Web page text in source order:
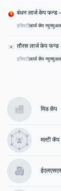
बंधन लार्ज केप फन्ड
इक्विटीलार्ज कॅप
तौरस लार्ज केप फन्ड
इक्विटीलार्ज कॅप
मिड कॅप
मल्टी कॅप